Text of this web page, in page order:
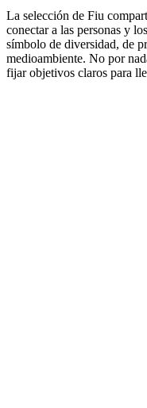
La selección de Fiu
conectar a las personas y
símbolo de diversidad, de
medioambiente. No por
fijar objetivos claros para